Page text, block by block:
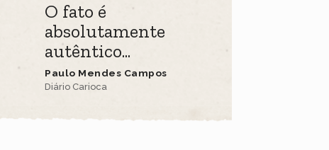
O fato é
absolutamente
autêntico...
Paulo Mendes Campos
Diário Carioca